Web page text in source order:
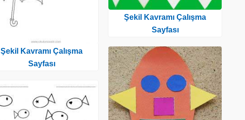
Şekil Kavramı Çalışma
Sayfası
Şekil Kavramı Çalışma
Sayfası